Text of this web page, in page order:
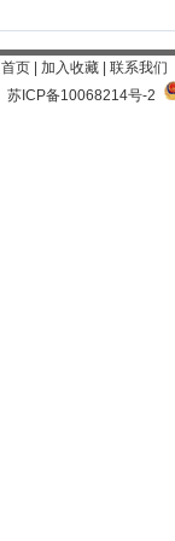
页 加入收藏 联系我们
苏ICP备10068214号-2